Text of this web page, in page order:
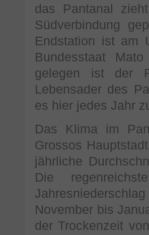
das Pantanal
Südverbindung
Endstation ist am
Bundesstaat
gelegen ist der
Lebensader des
es hier jedes Jahr
Das Klima im
Grossos
jährliche
Die
November bis
der Trockenzeit